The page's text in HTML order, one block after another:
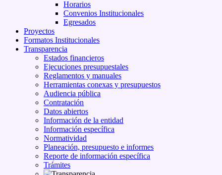
Horarios
Convenios Institucionales
Egresados
Proyectos
Formatos Institucionales
Transparencia
Estados financieros
Ejecuciones presupuestales
Reglamentos y manuales
Herramientas conexas y presupuestos
Audiencia pública
Contratación
Datos abiertos
Información de la entidad
Información específica
Normatividad
Planeación, presupuesto e informes
Reporte de información específica
Trámites